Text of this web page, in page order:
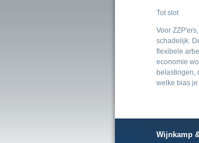
Tot slot
Voor
schadelijk.
flexibele
economie
belastingen,
welke bias je
Wijnkamp